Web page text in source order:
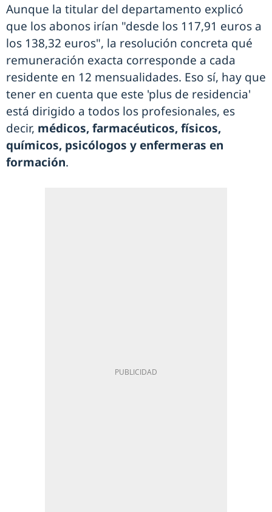
Aunque la titular del departamento explicó
que los abonos irían "desde los 117,91 euros a
los 138,32 euros", la resolución concreta qué
remuneración exacta corresponde a cada
residente en 12 mensualidades. Eso sí, hay que
tener en cuenta que este 'plus de residencia'
está dirigido a todos los profesionales, es
decir, médicos, farmacéuticos, físicos,
químicos, psicólogos y enfermeras en
formación.